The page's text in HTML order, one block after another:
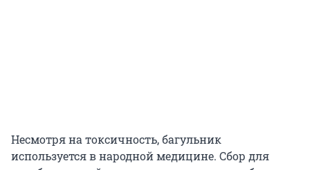
Несмотря на токсичность, багульник
используется в народной медицине. Сбор для